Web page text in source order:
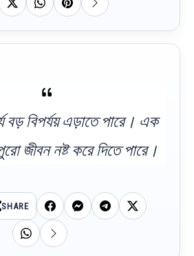
বড় বিপর্যয় এড়াতে পারে। এক
জীবন নষ্ট করে দিতে পারে।
SHARE